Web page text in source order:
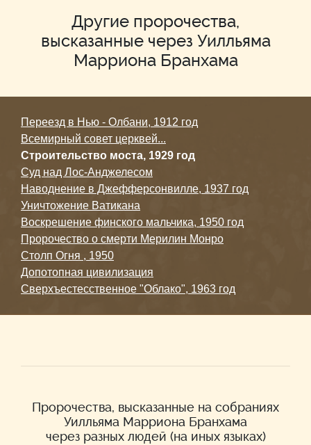
Другие пророчества,
высказанные через Уилльяма
Марриона Бранхама
Переезд в Нью - Олбани, 1912 год
Всемирный совет церквей...
Строительство моста, 1929 год
Суд над Лос-Анджелесом
Наводнение в Джефферсонвилле, 1937 год
Уничтожение Ватикана
Воскрешение финского мальчика, 1950 год
Пророчество о смерти Мерилин Монро
Столп Огня , 1950
Допотопная цивилизация
Сверхъестесственное "Облако", 1963 год
Пророчества, высказанные на собраниях
Уилльяма Марриона Бранхама
через разных людей (на иных языках)